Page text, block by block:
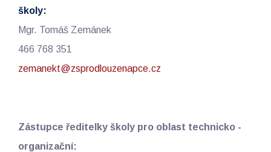
školy:
Mgr. Tomáš Zemánek
466 768 351
zemanekt@zsprodlouzenapce.cz
Zástupce ředitelky školy pro oblast technicko -
organizační: